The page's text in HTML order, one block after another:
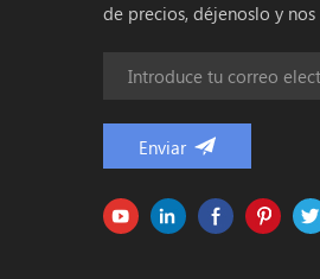
de precios, déjenoslo y